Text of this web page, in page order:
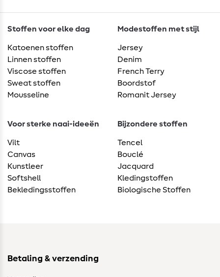
Stoffen voor elke dag
Katoenen stoffen
Linnen stoffen
Viscose stoffen
Sweat stoffen
Mousseline
Modestoffen met stijl
Jersey
Denim
French Terry
Boordstof
Romanit Jersey
Voor sterke naai-ideeën
Vilt
Canvas
Kunstleer
Softshell
Bekledingsstoffen
Bijzondere stoffen
Tencel
Bouclé
Jacquard
Kledingstoffen
Biologische Stoffen
Betaling & verzending